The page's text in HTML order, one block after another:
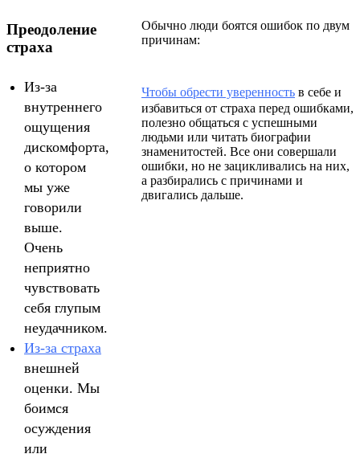
Преодоление
страха
Обычно люди боятся ошибок по двум
причинам:
Из-за
внутреннего
ощущения
дискомфорта,
о котором
мы уже
говорили
выше.
Очень
неприятно
чувствовать
себя глупым
неудачником.
Из-за страха
внешней
оценки. Мы
боимся
осуждения
или
Чтобы обрести уверенность в себе и
избавиться от страха перед ошибками,
полезно общаться с успешными
людьми или читать биографии
знаменитостей. Все они совершали
ошибки, но не зацикливались на них,
а разбирались с причинами и
двигались дальше.